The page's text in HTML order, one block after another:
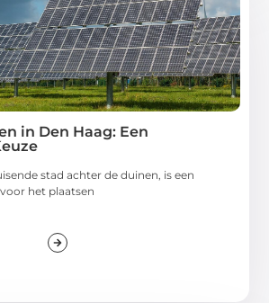
in Den Haag: Een
stad achter de duinen, is een
het plaatsen